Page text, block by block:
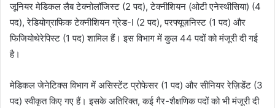
जूनियर मेडिकल लैब टेक्नोलॉजिस्ट (2 पद), टेक्नीशियन (ओटी एनेस्थीसिया) (4
पद), रेडियोग्राफिक टेक्नीशियन ग्रेड-I (2 पद), परफ्यूज़निस्ट (1 पद) और
फिजियोथेरेपिस्ट (1 पद) शामिल हैं। इस विभाग में कुल 44 पदों को मंजूरी दी गई
है।
मेडिकल जेनेटिक्स विभाग में असिस्टेंट प्रोफेसर (1 पद) और सीनियर रेज़िडेंट (3
पद) स्वीकृत किए गए हैं। इसके अतिरिक्त, कई गैर-शैक्षणिक पदों को भी मंजूरी दी